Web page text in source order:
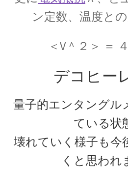
人】
_【マンハッタン計画に参画
E・O・ロー
【サイクロトロンを
性元素を実
ン定数、温度と
＜V＾２＞ ＝
デコヒー
量子的エンタングル
ている状
壊れていく様子も今
くと思われ